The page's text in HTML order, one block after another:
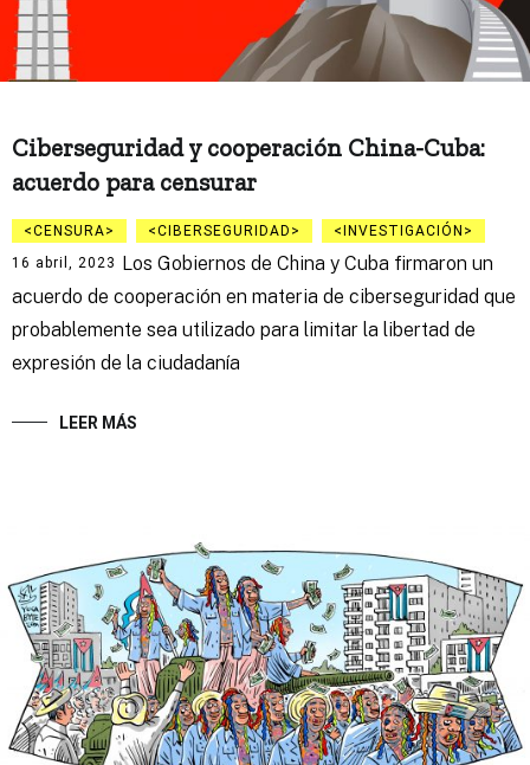
Ciberseguridad y cooperación China-Cuba:
acuerdo para censurar
CENSURA CIBERSEGURIDAD
INVESTIGACIÓN
16 abril, 2023 Los Gobiernos de China y Cuba firmaron un
acuerdo de cooperación en materia de ciberseguridad que
probablemente sea utilizado para limitar la libertad de
expresión de la ciudadanía
LEER MÁS